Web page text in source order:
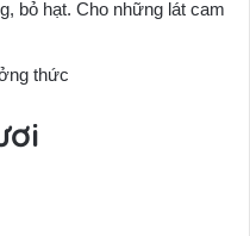
bỏ hạt. Cho những lát cam
thức